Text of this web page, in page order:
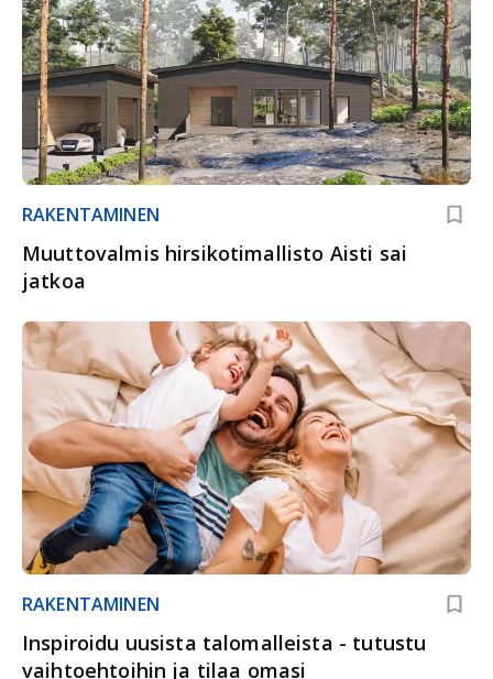
RAKENTAMINEN
Muuttovalmis hirsikotimallisto Aisti sai
jatkoa
RAKENTAMINEN
Inspiroidu uusista talomalleista - tutustu
vaihtoehtoihin ja tilaa omasi